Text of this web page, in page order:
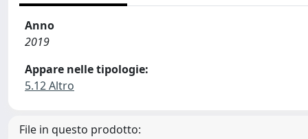
Anno
2019
Appare nelle tipologie:
5.12 Altro
File in questo prodotto: